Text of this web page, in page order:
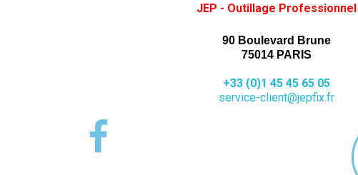
JEP - Outillage Professionnel
90 Boulevard Brune
75014 PARIS
+33 (0)1 45 45 65 05
service-client@jepfix.fr